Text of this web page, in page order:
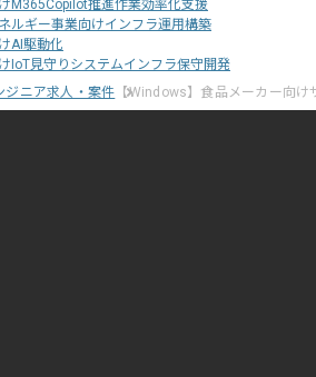
M365Copilot推進作業効率化支援
ルギー事業向けインフラ運用構築
AI駆動化
IoT見守りシステムインフラ保守開発
ジニア求人・案件 【Windows】食品メーカー向